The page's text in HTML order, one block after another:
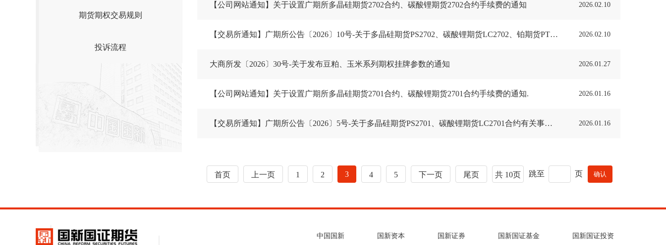
期货期权交易规则
投诉流程
【公司网站通知】关于设置广期所多晶硅期货2702合约、碳酸锂期货2702合约手续费的通知 2026.02.10
【交易所通知】广期所公告〔2026〕10号-关于多晶硅期货PS2702、碳酸锂期货LC2702、铂期货PT2702、钯期货PD2702合约有关事项的公告 2026.02.10
大商所发〔2026〕30号-关于发布豆粕、玉米系列期权挂牌参数的通知 2026.01.27
【公司网站通知】关于设置广期所多晶硅期货2701合约、碳酸锂期货2701合约手续费的通知. 2026.01.16
【交易所通知】广期所公告〔2026〕5号-关于多晶硅期货PS2701、碳酸锂期货LC2701合约有关事项的公告 2026.01.16
首页 上一页 1 2 3 4 5 下一页 尾页 共 10页 跳至 页
中国国新 国新资本 国新证券 国新国证基金 国新国证投资